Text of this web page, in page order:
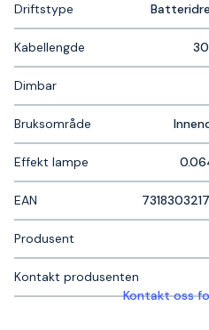
Driftstype
Kabellengde
Dimbar
Bruksområde
Effekt lampe
EAN
Produsent
Kontakt produsenten
Kontakt oss